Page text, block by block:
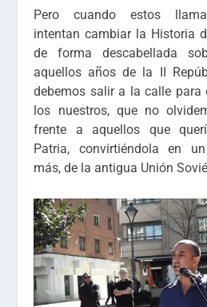
Pero cuando estos
intentan cambiar la Historia
de forma descabellada
aquellos años de la II
debemos salir a la calle para
los nuestros, que no
frente a aquellos que
Patria, convirtiéndola en
más, de la antigua Unión